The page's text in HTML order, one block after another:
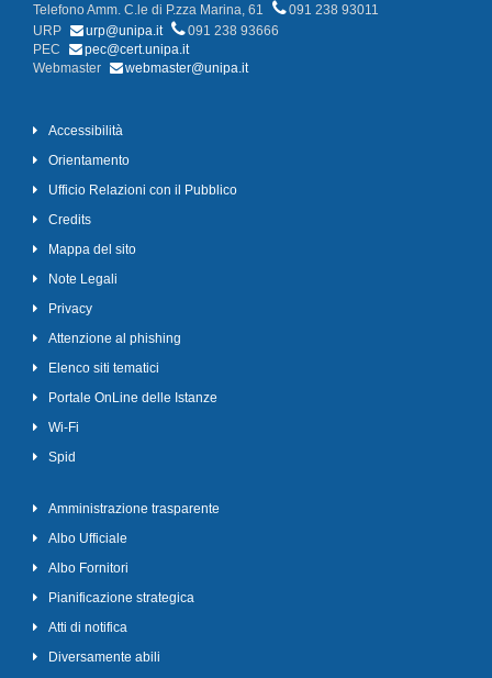
Telefono Amm. C.le di P.zza Marina, 61
091 238 93011
URP
urp@unipa.it
091 238 93666
PEC
pec@cert.unipa.it
Webmaster
webmaster@unipa.it
Accessibilità
Orientamento
Ufficio Relazioni con il Pubblico
Credits
Mappa del sito
Note Legali
Privacy
Attenzione al phishing
Elenco siti tematici
Portale OnLine delle Istanze
Wi-Fi
Spid
Amministrazione trasparente
Albo Ufficiale
Albo Fornitori
Pianificazione strategica
Atti di notifica
Diversamente abili